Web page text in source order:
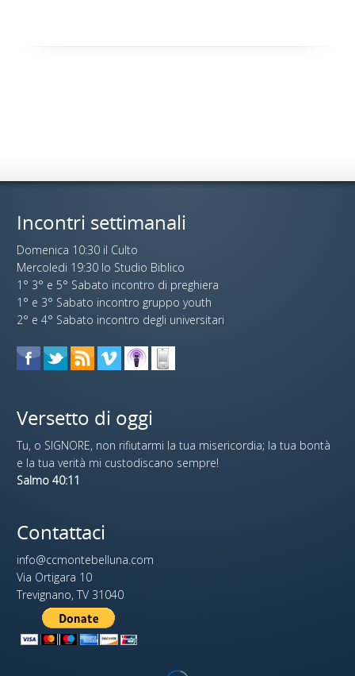
Incontri settimanali
Domenica 10:30 il Culto
Mercoledi 19:30 lo Studio Biblico
1° 3° e 5° Sabato incontro di preghiera
1° e 3° Sabato incontro gruppo youth
2° e 4° Sabato incontro degli universitari
Versetto di oggi
Tu, o SIGNORE, non rifiutarmi la tua misericordia; la tua bontà
e la tua verità mi custodiscano sempre!
Salmo 40:11
Contattaci
info@ccmontebelluna.com
Via Ortigara 10
Trevignano, TV 31040